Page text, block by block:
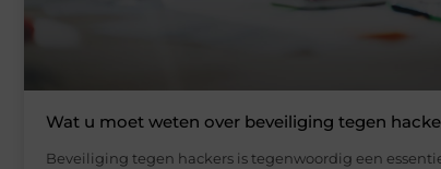
Wat u moet weten over beveiliging tegen
Beveiliging tegen hackers is tegenwoordig een